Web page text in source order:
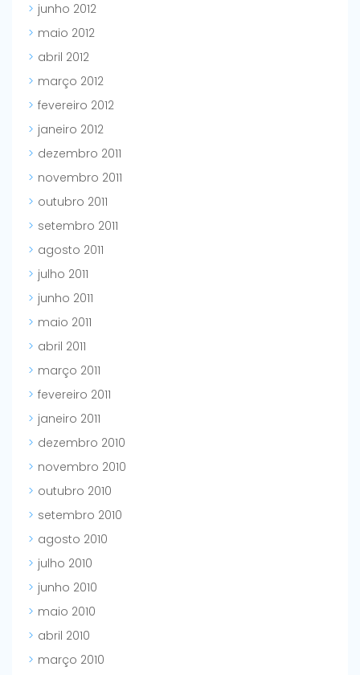
junho 2012
maio 2012
abril 2012
março 2012
fevereiro 2012
janeiro 2012
dezembro 2011
novembro 2011
outubro 2011
setembro 2011
agosto 2011
julho 2011
junho 2011
maio 2011
abril 2011
março 2011
fevereiro 2011
janeiro 2011
dezembro 2010
novembro 2010
outubro 2010
setembro 2010
agosto 2010
julho 2010
junho 2010
maio 2010
abril 2010
março 2010